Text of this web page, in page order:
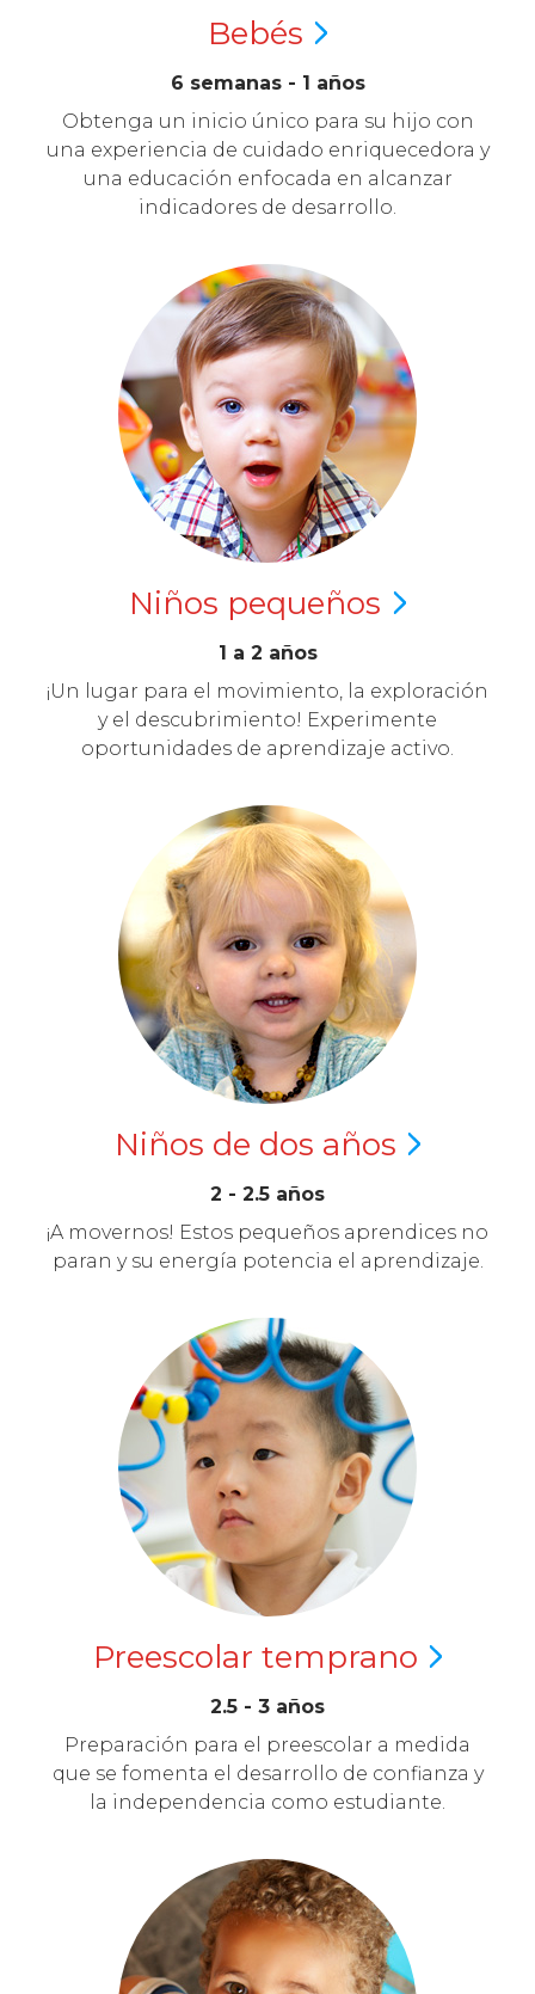
Bebés
6 semanas - 1 años
Obtenga un inicio único para su hijo con
una experiencia de cuidado enriquecedora y
una educación enfocada en alcanzar
indicadores de desarrollo.
Niños pequeños
1 a 2 años
¡Un lugar para el movimiento, la exploración
y el descubrimiento! Experimente
oportunidades de aprendizaje activo.
Niños de dos años
2 - 2.5 años
¡A movernos! Estos pequeños aprendices no
paran y su energía potencia el aprendizaje.
Preescolar temprano
2.5 - 3 años
Preparación para el preescolar a medida
que se fomenta el desarrollo de confianza y
la independencia como estudiante.